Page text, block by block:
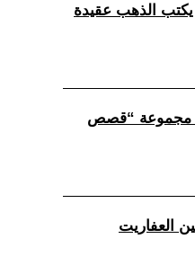
يكتب الذهب عقيدة
من مجموعة “قصص
العفاريت